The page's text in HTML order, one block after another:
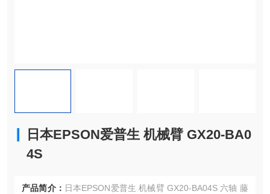
日本EPSON爱普生 机械臂 GX20-BA0
4S
产品简介： 日本EPSON爱普生 机械臂 GX20-BA04S 六轴 藤